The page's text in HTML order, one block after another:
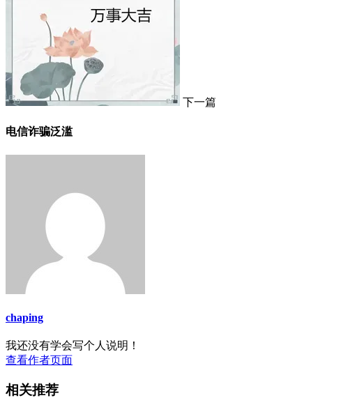
下一篇
电信诈骗泛滥
chaping
我还没有学会写个人说明！
查看作者页面
相关推荐